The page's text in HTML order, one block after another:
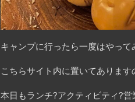
キャンプに行ったら一度はやって
こちらサイト内に置いてありま
本日もランチ?アクティビティ?営